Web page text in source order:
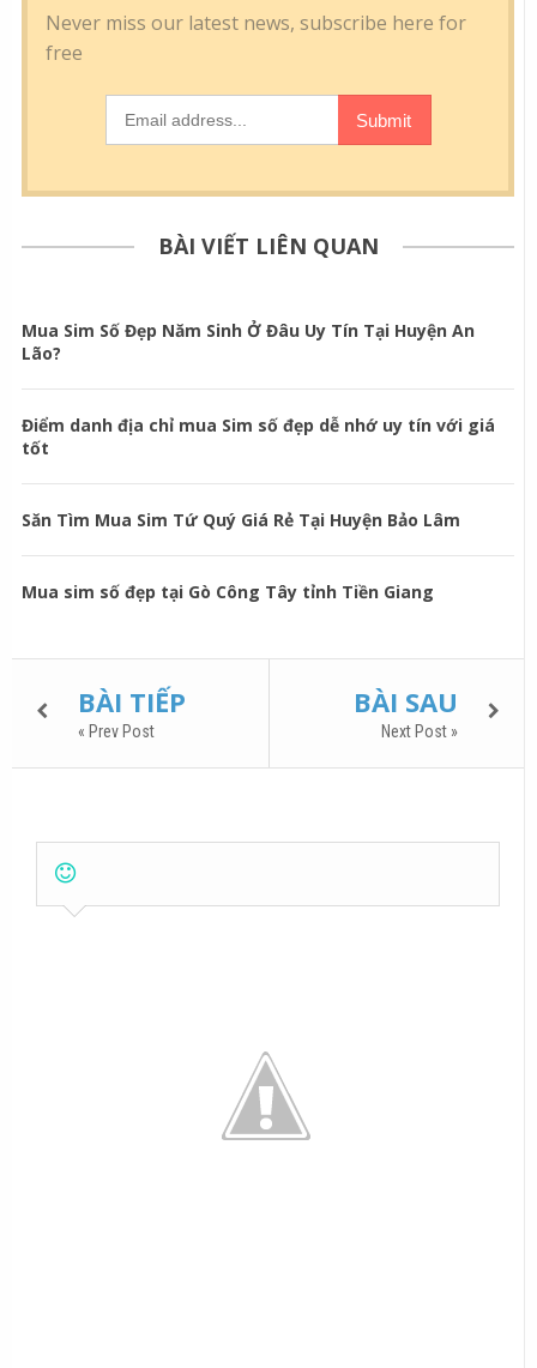
BÀI VIẾT LIÊN QUAN
Mua Sim Số Đẹp Năm Sinh Ở Đâu Uy Tín Tại Huyện An
Lão?
Điểm danh địa chỉ mua Sim số đẹp dễ nhớ uy tín với giá
tốt
Săn Tìm Mua Sim Tứ Quý Giá Rẻ Tại Huyện Bảo Lâm
Mua sim số đẹp tại Gò Công Tây tỉnh Tiền Giang
BÀI TIẾP
« Prev Post
BÀI SAU
Next Post »